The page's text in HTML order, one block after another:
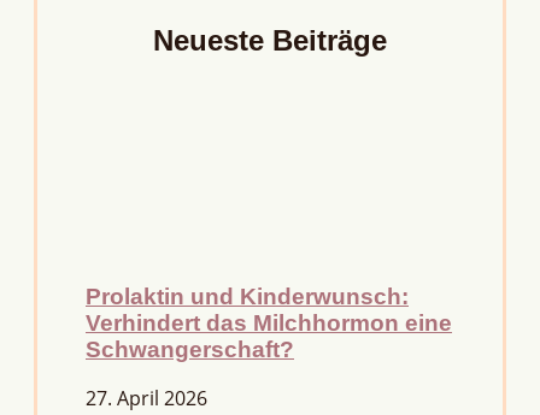
Neueste Beiträge
Prolaktin und Kinderwunsch:
Verhindert das Milchhormon eine
Schwangerschaft?
27. April 2026